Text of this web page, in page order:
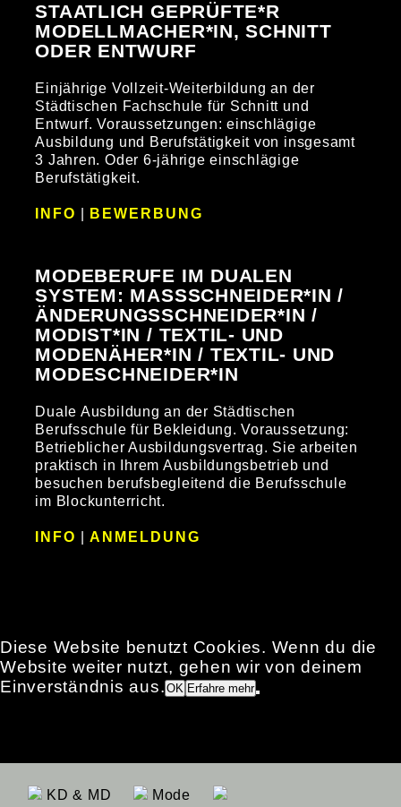
STAATLICH GEPRÜFTE*R
MODELLMACHER*IN, SCHNITT
ODER ENTWURF
Einjährige Vollzeit-Weiterbildung an der
Städtischen Fachschule für Schnitt und
Entwurf. Voraussetzungen: einschlägige
Ausbildung und Berufstätigkeit von insgesamt
3 Jahren. Oder 6-jährige einschlägige
Berufstätigkeit.
INFO BEWERBUNG
MODEBERUFE IM DUALEN
SYSTEM: MASSSCHNEIDER*IN / Ä
NDERUNGSSCHNEIDER*IN / M
ODIST*IN / TEXTIL- UND M
ODENÄHER*IN / TEXTIL- UND M
ODESCHNEIDER*IN
Duale Ausbildung an der Städtischen
Berufsschule für Bekleidung. Voraussetzung:
Betrieblicher Ausbildungsvertrag. Sie arbeiten
praktisch in Ihrem Ausbildungsbetrieb und
besuchen berufsbegleitend die Berufsschule
im Blockunterricht.
INFO ANMELDUNG
KD & MD Mode
Diese Website benutzt Cookies. Wenn du die
Website weiter nutzt, gehen wir von deinem
Einverständnis aus.OK Erfahre mehr